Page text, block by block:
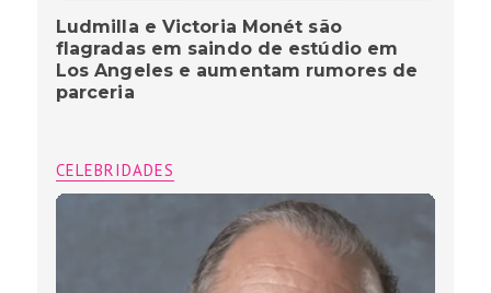
Ludmilla e Victoria Monét são
flagradas em saindo de estúdio em
Los Angeles e aumentam rumores de
parceria
CELEBRIDADES